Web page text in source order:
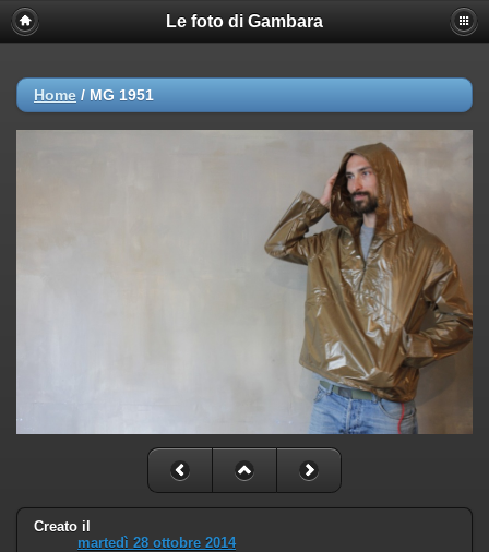
Le foto di Gambara
Home / MG 1951
Creato il
martedì 28 ottobre 2014